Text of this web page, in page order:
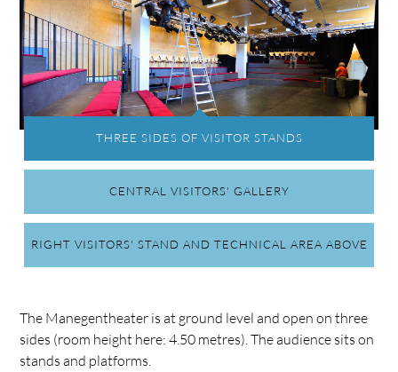
The Manegentheater is at ground level and open on three
sides (room height here: 4.50 metres). The audience sits on
stands and platforms.
THREE SIDES OF VISITOR STANDS
CENTRAL VISITORS' GALLERY
RIGHT VISITORS' STAND AND TECHNICAL AREA ABOVE